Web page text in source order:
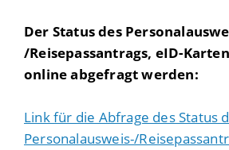
Der Status des
/Reisepassantrags, eID-
online abgefragt werden:
Link für die Abfrage des Status
Personalausweis-/